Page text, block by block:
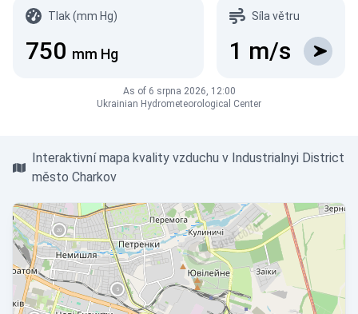
Tlak (mm Hg)
750 mm Hg
Síla větru
1 m/s
As of 6 srpna 2026, 12:00
Ukrainian Hydrometeorological Center
Interaktivní mapa kvality vzduchu v Industrialnyi District
město Charkov